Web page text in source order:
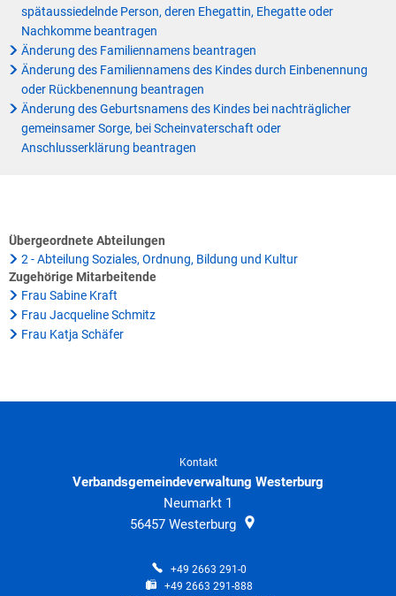
spätaussiedelnde Person, deren Ehegattin, Ehegatte oder
Nachkomme beantragen
Änderung des Familiennamens beantragen
Änderung des Familiennamens des Kindes durch Einbenennung
oder Rückbenennung beantragen
Änderung des Geburtsnamens des Kindes bei nachträglicher
gemeinsamer Sorge, bei Scheinvaterschaft oder
Anschlusserklärung beantragen
Übergeordnete Abteilungen
2 - Abteilung Soziales, Ordnung, Bildung und Kultur
Zugehörige Mitarbeitende
Frau Sabine Kraft
Frau Jacqueline Schmitz
Frau Katja Schäfer
Kontakt
Verbandsgemeindeverwaltung Westerburg
Neumarkt 1
56457 Westerburg
+49 2663 291-0
+49 2663 291-888